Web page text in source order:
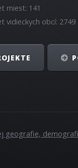
miest: 141
vidieckych obcí:
geografie,